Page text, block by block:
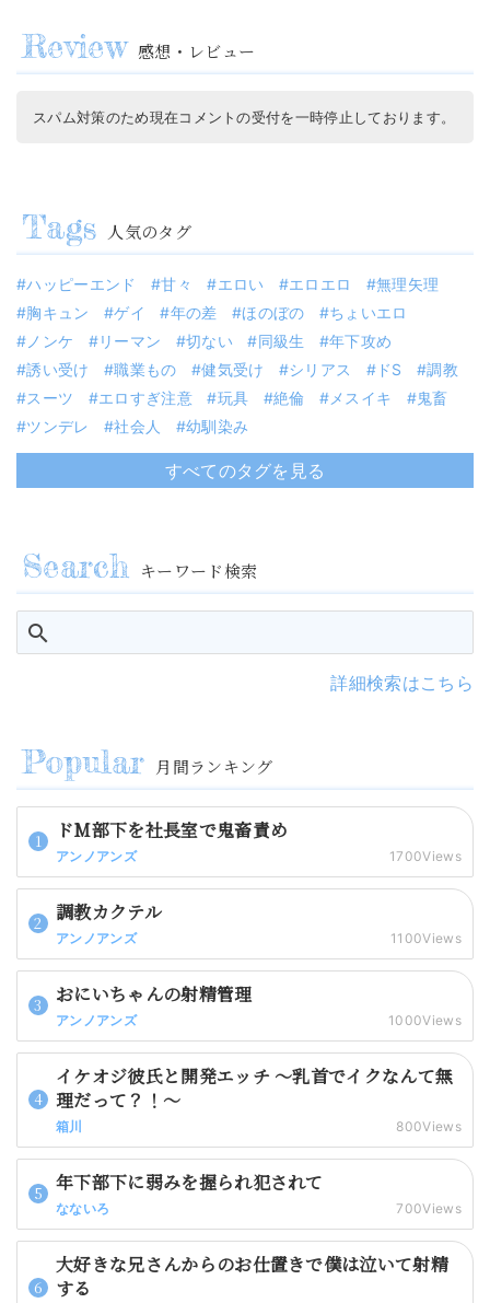
感想・レビュー
スパム対策のため現在コメントの受付を一時停止しております。
人気のタグ
ハッピーエンド 甘々 エロい エロエロ
無理矢理
胸キュン
ゲイ 年の差 ほのぼの
ちょいエロ
ノンケ
リーマン 切ない 同級生
年下攻め
誘い受け
職業もの 健気受け シリアス ドS
調教
スーツ
エロすぎ注意 玩具 絶倫 メスイキ
鬼畜
ツンデレ
社会人 幼馴染み
すべてのタグを見る
キーワード検索
詳細検索はこちら
月間ランキング
ドM部下を社長室で鬼畜責め
アンノアンズ 1700Views
調教カクテル
アンノアンズ 1100Views
おにいちゃんの射精管理
アンノアンズ 1000Views
イケオジ彼氏と開発エッチ 〜乳首でイクなんて無
理だって？！〜
箱川 800Views
年下部下に弱みを握られ犯されて
なないろ 700Views
大好きな兄さんからのお仕置きで僕は泣いて射精
する